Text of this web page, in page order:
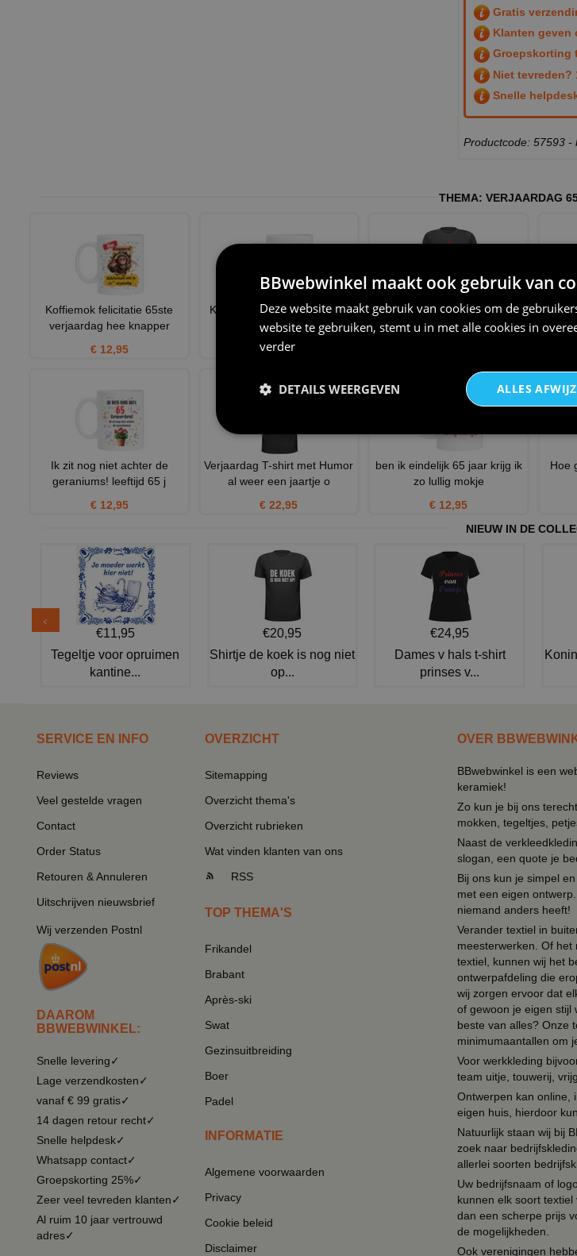
Gratis
Klanten geven
Groepskorting
Niet tevreden?
Snelle
Productcode: 57593 -
THEMA: VERJAARDAG
Koffiemok felicitatie 65ste
verjaardag hee knapper
€ 12,95
Koffiemok 65ste verjaardag
grappige ezel felicitat
€ 12,95
Leeftijd fun shirt verjaardag 65
jaar pas op
Gekke
Ik zit nog niet achter de
geraniums! leeftijd 65 j
€ 12,95
Verjaardag T-shirt met Humor
al weer een jaartje o
€ 22,95
ben ik eindelijk 65 jaar krijg ik
zo lullig mokje
€ 12,95
Hoe
NIEUW IN DE
€11,95
Tegeltje voor opruimen
kantine...
€20,95
Shirtje de koek is nog niet
op...
€24,95
Dames v hals t-shirt
prinses v...
SERVICE EN INFO
Reviews
Veel gestelde vragen
Contact
Order Status
Retouren & Annuleren
Uitschrijven nieuwsbrief
Wij verzenden Postnl
DAAROM
BBWEBWINKEL:
Snelle levering✓
Lage verzendkosten✓
vanaf € 99 gratis✓
14 dagen retour recht✓
Snelle helpdesk✓
Whatsapp contact✓
Groepskorting 25%✓
Zeer veel tevreden klanten✓
Al ruim 10 jaar vertrouwd
adres✓
OVERZICHT
Sitemapping
Overzicht thema's
Overzicht rubrieken
Wat vinden klanten van ons
RSS
TOP THEMA'S
Frikandel
Brabant
Après-ski
Swat
Gezinsuitbreiding
Boer
Padel
INFORMATIE
Algemene voorwaarden
Privacy
Cookie beleid
Disclaimer
OVER
BBwebwinkel is een
keramiek!
Zo kun je bij ons
mokken, tegeltjes,
Naast de
slogan, een quote je
Bij ons kun je simpel
met een eigen
niemand anders heeft!
Verander textiel in
meesterwerken. Of het
textiel, kunnen wij het
ontwerpafdeling die
wij zorgen ervoor dat
of gewoon je eigen stijl
beste van alles? Onze
minimumaantallen om
Voor werkkleding
team uitje, touwerij,
Ontwerpen kan online,
eigen huis, hierdoor
Natuurlijk staan wij bij
zoek naar
allerlei soorten
Uw bedrijfsnaam of
kunnen elk soort
dan een scherpe prijs
de mogelijkheden.
Ook verenigingen
BBwebwinkel maakt ook gebruik van
Deze website maakt gebruik van cookies om de
website te gebruiken, stemt u in met alle cookies in
verder
ALLES
DETAILS WEERGEVEN